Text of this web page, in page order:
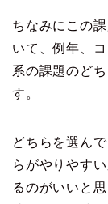
ちなみにこの
いて、例年、
系の課題のど
す。
どちらを選ん
らがやりやす
るのがいいと